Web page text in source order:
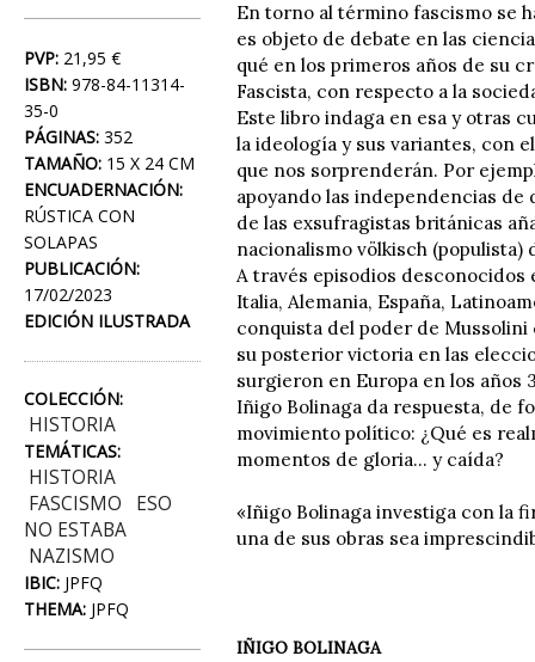
PVP: 21,95 €
ISBN: 978-84-11314-
35-0
PÁGINAS: 352
TAMAÑO: 15 X 24 CM
ENCUADERNACIÓN:
RÚSTICA CON
SOLAPAS
PUBLICACIÓN:
17/02/2023
EDICIÓN ILUSTRADA
COLECCIÓN:
HISTORIA
TEMÁTICAS:
HISTORIA
FASCISMO
ESO
NO ESTABA
NAZISMO
IBIC: JPFQ
THEMA: JPFQ
En torno al término fascismo se
es objeto de debate en las
qué en los primeros años de su
Fascista, con respecto a la
Este libro indaga en esa y otras
la ideología y sus variantes, con
que nos sorprenderán. Por
apoyando las independencias
de las exsufragistas británicas
nacionalismo völkisch
A través episodios
Italia, Alemania, España,
conquista del poder de Mussolini
su posterior victoria en las
surgieron en Europa en los años
Iñigo Bolinaga da respuesta, de
movimiento político: ¿Qué es
momentos de gloria... y caída?
«Iñigo Bolinaga investiga con la
una de sus obras sea
IÑIGO BOLINAGA